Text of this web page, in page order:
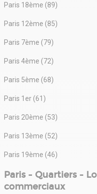
Paris 18ème (89)
Paris 12ème (85)
Paris 7ème (79)
Paris 4ème (72)
Paris 5ème (68)
Paris 1er (61)
Paris 20ème (53)
Paris 13ème (52)
Paris 19ème (46)
Paris - Quartiers -
commerciaux